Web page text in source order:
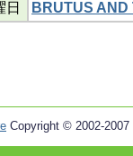
日
BRUTUS
Copyright © 2002-2007